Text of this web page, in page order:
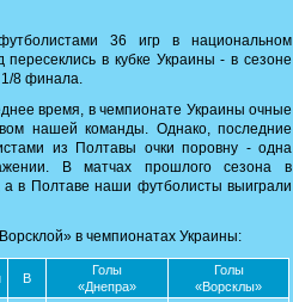
36 игр в национальном
в кубке Украины - в сезоне
8 финала.
время, в чемпионате Украины очные
нашей команды. Однако, последние
из Полтавы очки поровну - одна
В матчах прошлого сезона в
а в Полтаве наши футболисты выиграли
в чемпионатах Украины:
В
Голы
«Днепра»
Голы
«Ворсклы»